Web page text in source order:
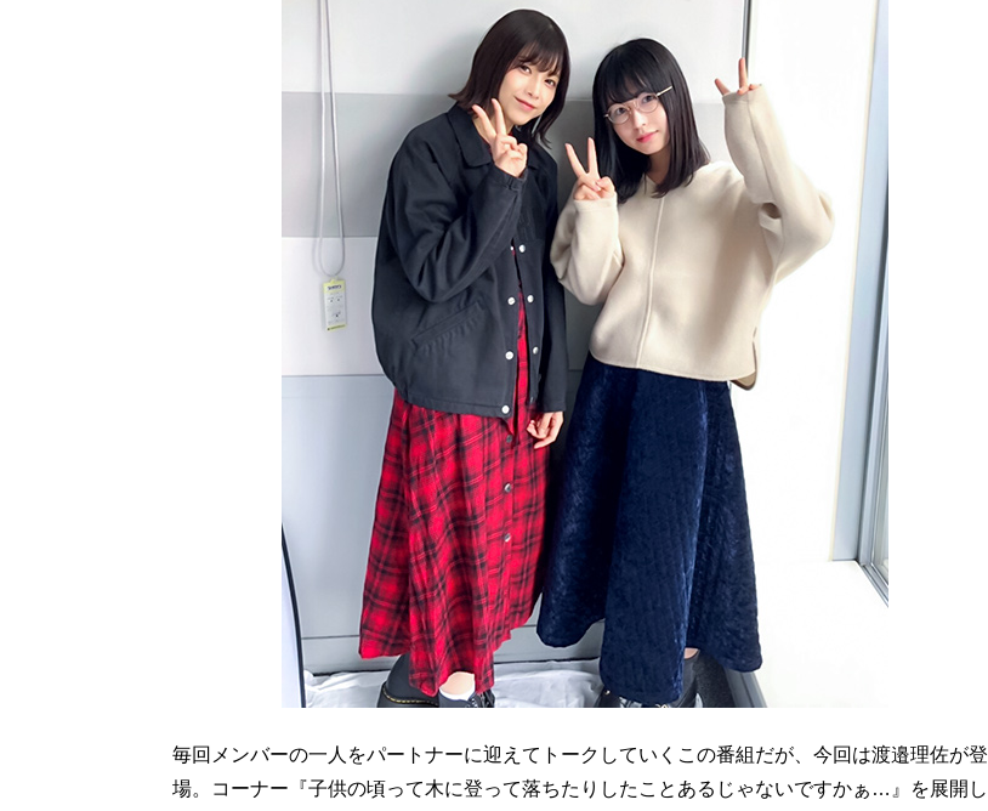
毎回メンバーの一人をパートナーに迎えてトークしていくこの番組だが、今回は渡邉理佐が登
場。コーナー『子供の頃って木に登って落ちたりしたことあるじゃないですかぁ…』を展開し